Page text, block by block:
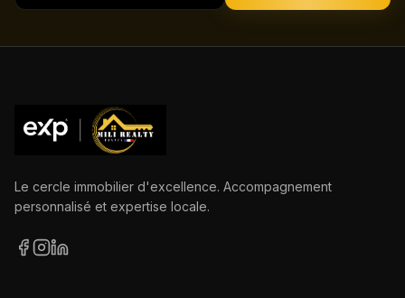
Le cercle immobilier d'excellence. Accompagnement
personnalisé et expertise locale.